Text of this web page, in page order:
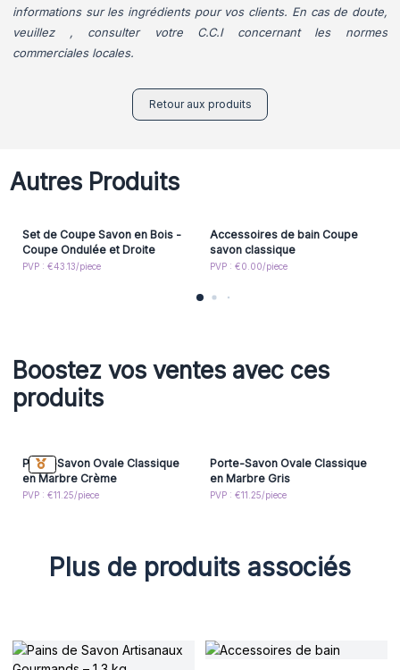
informations sur les ingrédients pour vos clients. En cas de doute,
veuillez , consulter votre C.C.I concernant les normes
commerciales locales.
Retour aux produits
Autres Produits
Set de Coupe Savon en Bois -
Coupe Ondulée et Droite
PVP : €43.13/piece
Accessoires de bain Coupe
savon classique
PVP : €0.00/piece
Boostez vos ventes avec ces
produits
Porte-Savon Ovale Classique
en Marbre Crème
PVP : €11.25/piece
Porte-Savon Ovale Classique
en Marbre Gris
PVP : €11.25/piece
Plus de produits associés